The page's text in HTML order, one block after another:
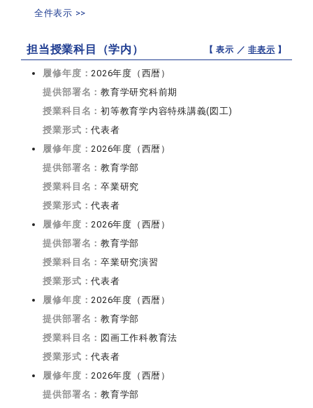
全件表示 >>
担当授業科目（学内） 【 表示 ／非表示 】
履修年度： 2026年度（西暦）
提供部署名：教育学研究科前期
授業科目名：初等教育学内容特殊講義(図工)
授業形式：代表者
履修年度： 2026年度（西暦）
提供部署名：教育学部
授業科目名：卒業研究
授業形式：代表者
履修年度： 2026年度（西暦）
提供部署名：教育学部
授業科目名：卒業研究演習
授業形式：代表者
履修年度： 2026年度（西暦）
提供部署名：教育学部
授業科目名： 図画工作科教育法
授業形式：代表者
履修年度： 2026年度（西暦）
提供部署名：教育学部